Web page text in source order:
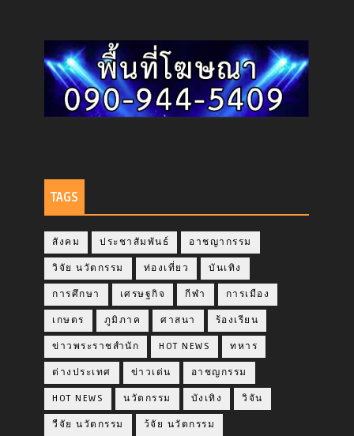
TAGS
สังคม ประชาสัมพันธ์ อาชญากรรม
วิจัย นวัตกรรม ท่องเที่ยว บันเทิง
การศึกษา เศรษฐกิจ กีฬา การเมือง
เกษตร ภูมิภาค ศาสนา ร้องเรียน
ข่าวพระราชสำนัก HOT NEWS ทหาร
ต่างประเทศ ข่าวเด่น อาชญกรรม
HOT NEWS นวัตกรรม บังเทิง วิจัน
วืจัย นวัตกรรม ว้จัย นวัตกรรม